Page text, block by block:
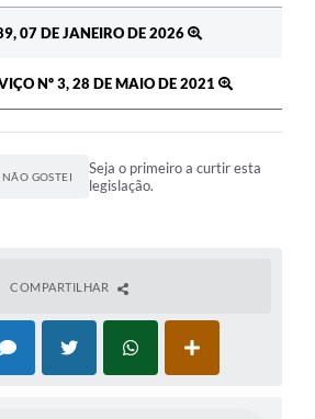
07 DE JANEIRO DE 2026
Nº 3, 28 DE MAIO DE 2021
NÃO GOSTEI
Seja o primeiro a curtir esta
legislação.
COMPARTILHAR